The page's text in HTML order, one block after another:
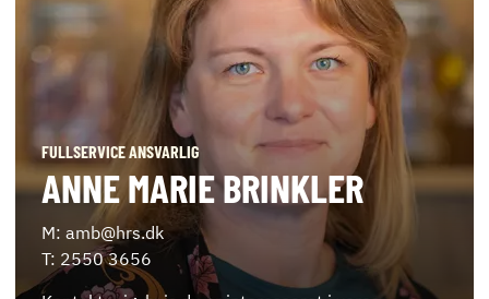
FULLSERVICE ANSVARLIG
ANNE MARIE BRINKLER
M: amb@hrs.dk
T: 2550 3656